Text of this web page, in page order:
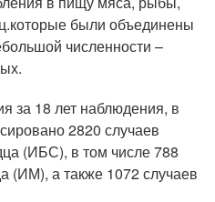
были объединены
численности –
за 18 лет наблюдения, в
2820 случаев
(ИБС), в том числе 788
(ИМ), а также 1072 случаев